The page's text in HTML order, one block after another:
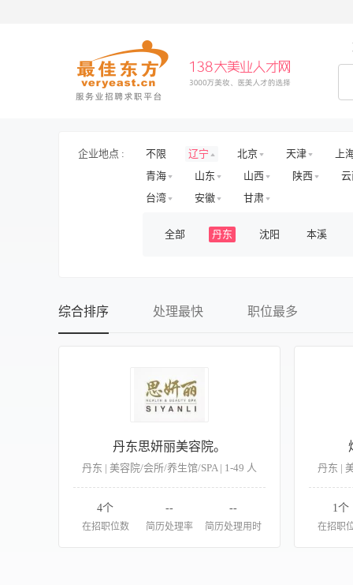
企业地点 : 不限 辽宁 北京 天津
上
青海
山东 山西 陕西
台湾
安徽 甘肃
全部 丹东 沈阳 本溪
综合排序 处理最快 职位最多
丹东思妍丽美容院。
丹东 | 美容院/会所/养生馆/SPA | 1-49 人
4个
在招职位数
--
简历处理率
--
简历处理用时
丹东 |
1个
在招职